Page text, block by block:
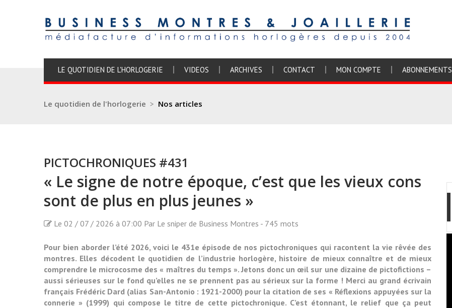
LE QUOTIDIEN DE L'HORLOGERIE VIDEOS ARCHIVES CONTACT MON COMPTE ABONNEMENTS
Le quotidien de l'horlogerie > Nos articles
PICTOCHRONIQUES #431
« Le signe de notre époque, c’est que les vieux cons
sont de plus en plus jeunes »
Le 02 / 07 / 2026 à 07:00 Par Le sniper de Business Montres - 745 mots
Pour bien aborder l’été 2026, voici le 431e épisode de nos pictochroniques qui racontent la vie rêvée des
montres. Elles décodent le quotidien de l’industrie horlogère, histoire de mieux connaître et de mieux
comprendre le microcosme des « maîtres du temps ». Jetons donc un œil sur une dizaine de pictofictions –
aussi sérieuses sur le fond qu’elles ne se prennent pas au sérieux sur la forme ! Merci au grand écrivain
français Frédéric Dard (alias San-Antonio : 1921-2000) pour la citation de ses « Réflexions appuyées sur la
connerie » (1999) qui compose le titre de cette pictochronique. C’est étonnant, le relief que ça peut